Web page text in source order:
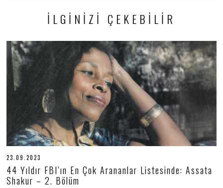
İLGINIZI ÇEKEBILIR
23.09.2023
0
44 Yıldır FBI’ın En Çok Arananlar Listesinde: Assata
Shakur – 2. Bölüm